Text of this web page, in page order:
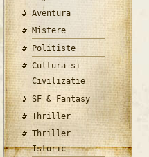
Aventura
Mistere
Politiste
Cultura si
Civilizatie
SF & Fantasy
Thriller
Thriller
Istoric